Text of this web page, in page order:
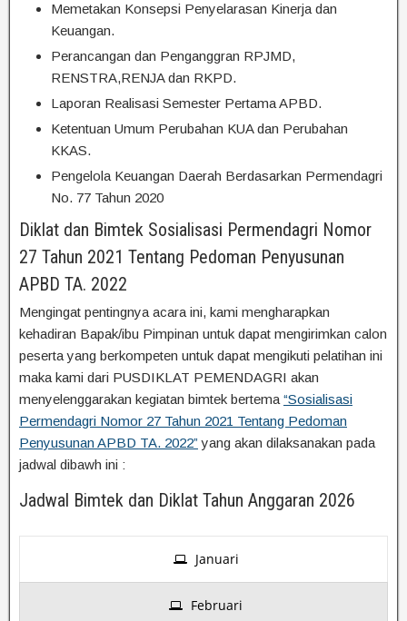
Memetakan Konsepsi Penyelarasan Kinerja dan
Keuangan.
Perancangan dan Penganggran RPJMD,
RENSTRA,RENJA dan RKPD.
Laporan Realisasi Semester Pertama APBD.
Ketentuan Umum Perubahan KUA dan Perubahan
KKAS.
Pengelola Keuangan Daerah Berdasarkan Permendagri
No. 77 Tahun 2020
Diklat dan Bimtek Sosialisasi Permendagri Nomor
27 Tahun 2021 Tentang Pedoman Penyusunan
APBD TA. 2022
Mengingat pentingnya acara ini, kami mengharapkan
kehadiran Bapak/ibu Pimpinan untuk dapat mengirimkan calon
peserta yang berkompeten untuk dapat mengikuti pelatihan ini
maka kami dari PUSDIKLAT PEMENDAGRI akan
menyelenggarakan kegiatan bimtek bertema “Sosialisasi
Permendagri Nomor 27 Tahun 2021 Tentang Pedoman
Penyusunan APBD TA. 2022” yang akan dilaksanakan pada
jadwal dibawh ini :
Jadwal Bimtek dan Diklat Tahun Anggaran 2026
Januari
Februari